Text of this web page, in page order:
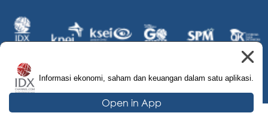
Informasi ekonomi, saham dan keuangan dalam satu aplikasi.
Open in App
© 2026 IDX Channel. All Rights Reserved.